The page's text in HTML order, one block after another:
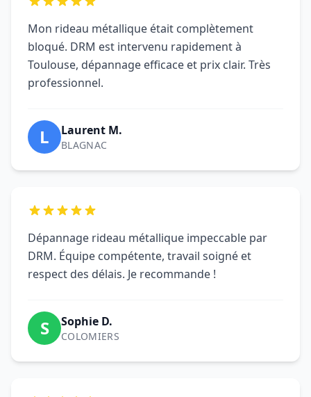
Mon rideau métallique était complètement
bloqué. DRM est intervenu rapidement à
Toulouse, dépannage efficace et prix clair. Très
professionnel.
L Laurent M.
BLAGNAC
Dépannage rideau métallique impeccable par
DRM. Équipe compétente, travail soigné et
respect des délais. Je recommande !
S Sophie D.
COLOMIERS